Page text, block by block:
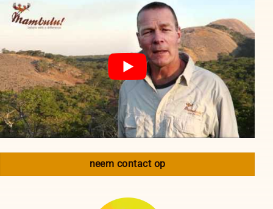
neem contact op